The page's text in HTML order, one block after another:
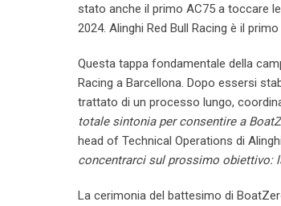
stato anche il primo AC75 a toccare
2024. Alinghi Red Bull Racing è il
Questa tappa fondamentale della
Racing a Barcellona. Dopo essersi
trattato di un processo lungo,
totale sintonia per consentire a
head of Technical Operations di
concentrarci sul prossimo obiettivo:
La cerimonia del battesimo di